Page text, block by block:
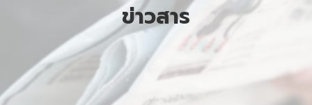
ข่าวสาร